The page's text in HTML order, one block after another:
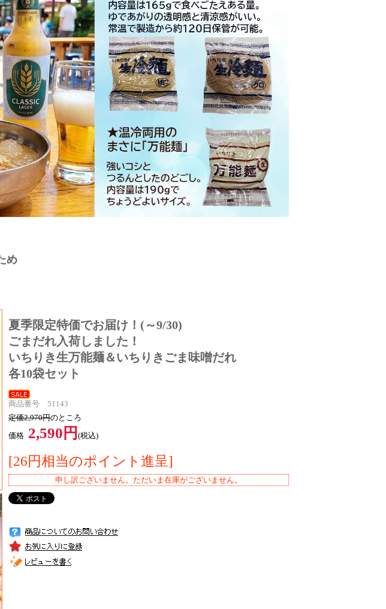
め
夏季限定特価でお届け！(～9/30)
ごまだれ入荷しました！
いちりき生万能麺＆いちりきごま味噌だれ
各10袋セット
商品番号 51143
定価2,970円のところ
価格 2,590円 (税込)
[26円相当のポイント進呈]
申し訳ございません。ただいま在庫がございません。